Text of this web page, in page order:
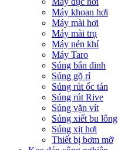
Máy khoan hơi
Máy mài hơi
Máy mài trụ
Máy nén khí
Máy Taro
Súng bắn đinh
Súng gõ rỉ
Súng rút ốc tán
Súng rút Rive
Súng vặn vít
Súng xiết bu lông
Súng xịt hơi
Thiết bị bơm mỡ